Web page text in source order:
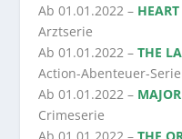
Ab 01.01.2022 –
Arztserie
Ab 01.01.2022 – THE
Action-Abenteuer-Serie
Ab 01.01.2022 –
Crimeserie